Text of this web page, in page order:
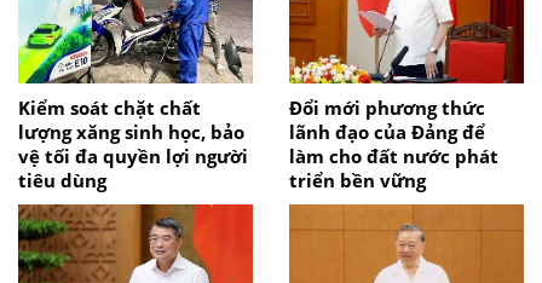
Kiểm soát chặt chất
lượng xăng sinh học, bảo
vệ tối đa quyền lợi người
tiêu dùng
Đổi mới phương thức
lãnh đạo của Đảng để
làm cho đất nước phát
triển bền vững